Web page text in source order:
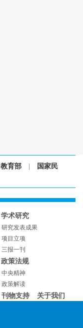
教育部
国家民
学术研究
研究发表成果
项目立项
三报一刊
政策法规
中央精神
政策解读
刊物支持 关于我们